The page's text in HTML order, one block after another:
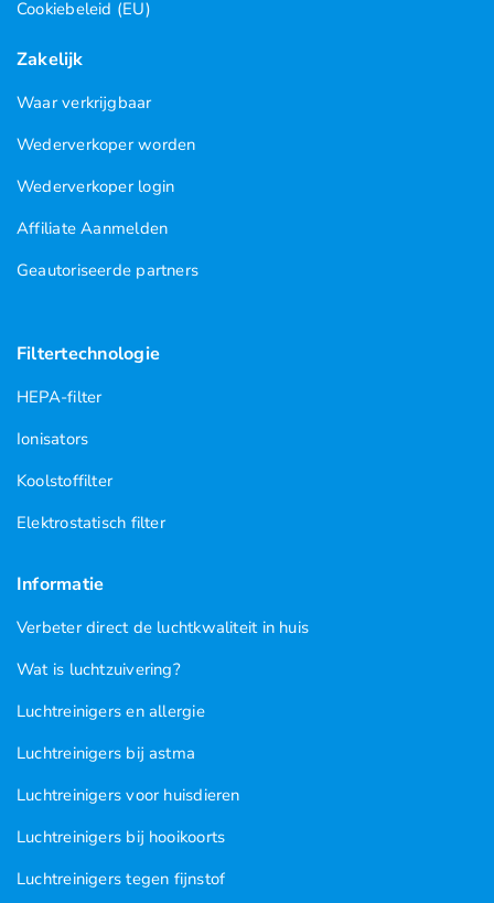
Cookiebeleid (EU)
Zakelijk
Waar verkrijgbaar
Wederverkoper worden
Wederverkoper login
Affiliate Aanmelden
Geautoriseerde partners
Filtertechnologie
HEPA-filter
Ionisators
Koolstoffilter
Elektrostatisch filter
Informatie
Verbeter direct de luchtkwaliteit in huis
Wat is luchtzuivering?
Luchtreinigers en allergie
Luchtreinigers bij astma
Luchtreinigers voor huisdieren
Luchtreinigers bij hooikoorts
Luchtreinigers tegen fijnstof